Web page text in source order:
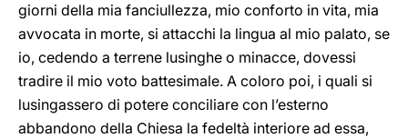
giorni della mia fanciullezza, mio conforto in vita, mia
avvocata in morte, si attacchi la lingua al mio palato, se
io, cedendo a terrene lusinghe o minacce, dovessi
tradire il mio voto battesimale. A coloro poi, i quali si
lusingassero di potere conciliare con l’esterno
abbandono della Chiesa la fedeltà interiore ad essa,